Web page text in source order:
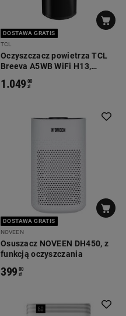
DOSTAWA GRATIS
TCL
Oczyszczacz powietrza TCL
Breeva A5WB WiFi H13,
1.049 00
zł
DOSTAWA GRATIS
NOVEEN
Osuszacz NOVEEN DH450, z
funkcją oczyszczania
399 00
zł